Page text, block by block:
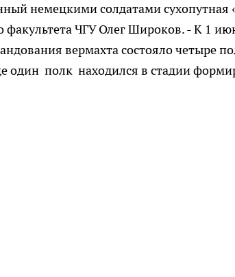
немец­кими солдатами сухопутная
факультета ЧГУ Олег Ши­роков. - К 1
вермахта состояло четыре
один полк находился в ста­дии